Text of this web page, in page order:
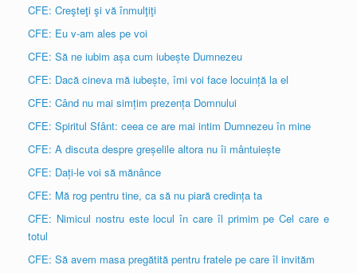
CFE: Creşteţi şi vă înmulţiţi
CFE: Eu v-am ales pe voi
CFE: Să ne iubim așa cum iubește Dumnezeu
CFE: Dacă cineva mă iubește, îmi voi face locuință la el
CFE: Când nu mai simțim prezența Domnului
CFE: Spiritul Sfânt: ceea ce are mai intim Dumnezeu în mine
CFE: A discuta despre greșelile altora nu îi mântuiește
CFE: Dați-le voi să mănânce
CFE: Mă rog pentru tine, ca să nu piară credința ta
CFE: Nimicul nostru este locul în care îl primim pe Cel care e
totul
CFE: Să avem masa pregătită pentru fratele pe care îl invităm